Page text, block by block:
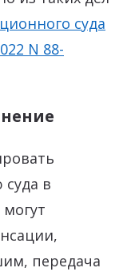
суда
N 88-
в
передача